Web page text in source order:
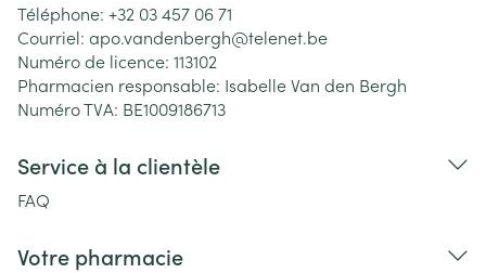
Téléphone: +32 03 457 06 71
Courriel: apo.vandenbergh@telenet.be
Numéro de licence: 113102
Pharmacien responsable: Isabelle Van den Bergh
Numéro TVA: BE1009186713
Service à la clientèle
FAQ
Votre pharmacie